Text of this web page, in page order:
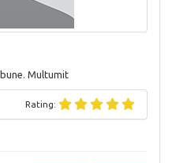
Multumit
Rating: